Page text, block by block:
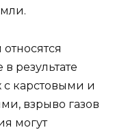
результате
с карстовыми и
взрыво газов
могут